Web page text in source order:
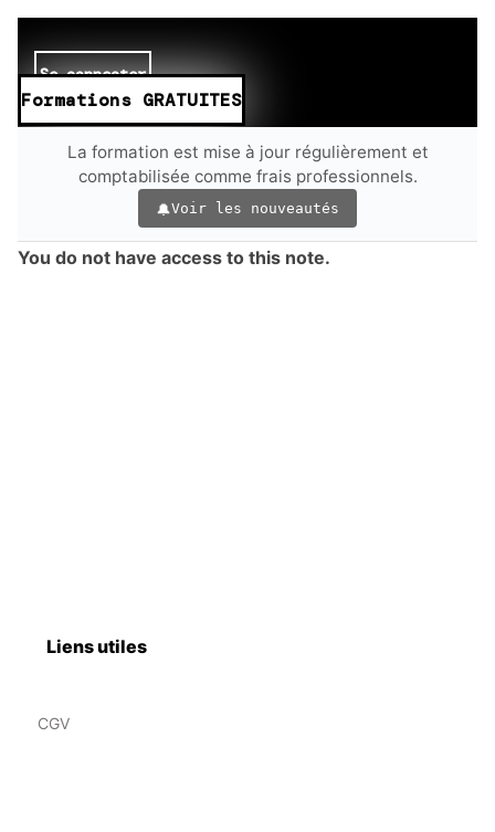
Se connecter
Formations GRATUITES
La formation est mise à jour régulièrement et
comptabilisée comme frais professionnels.
Voir les nouveautés
You do not have access to this note.
Liens utiles
CGV